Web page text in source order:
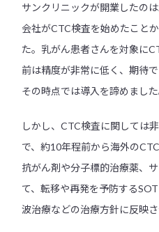
サンクリニックが開業したの
会社がCTC検査を始めたこと
た。乳がん患者さんを対象に
前は精度が非常に低く、期待
その時点では導入を諦めました
しかし、CTC検査に関しては
で、約10年程前から海外の
抗がん剤や分子標的治療薬、
て、転移や再発を予防する
波治療などの治療方針に反映さ